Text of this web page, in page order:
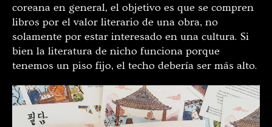
coreana en general, el objetivo es que se compren
libros por el valor literario de una obra, no
solamente por estar interesado en una cultura. Si
bien la literatura de nicho funciona porque
tenemos un piso fijo, el techo debería ser más alto.